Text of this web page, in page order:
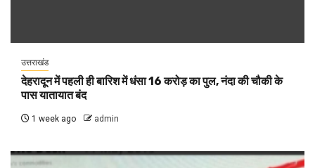
उत्तराखंड
देहरादून में पहली ही बारिश में धंसा 16 करोड़ का पुल, नंदा की चौकी के
पास यातायात बंद
1 week ago admin